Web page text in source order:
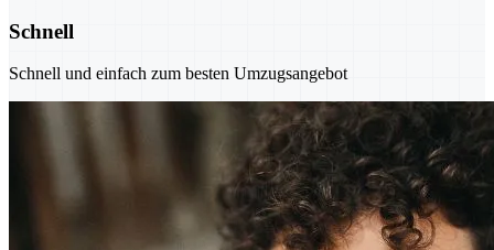
Schnell
Schnell und einfach zum besten Umzugsangebot